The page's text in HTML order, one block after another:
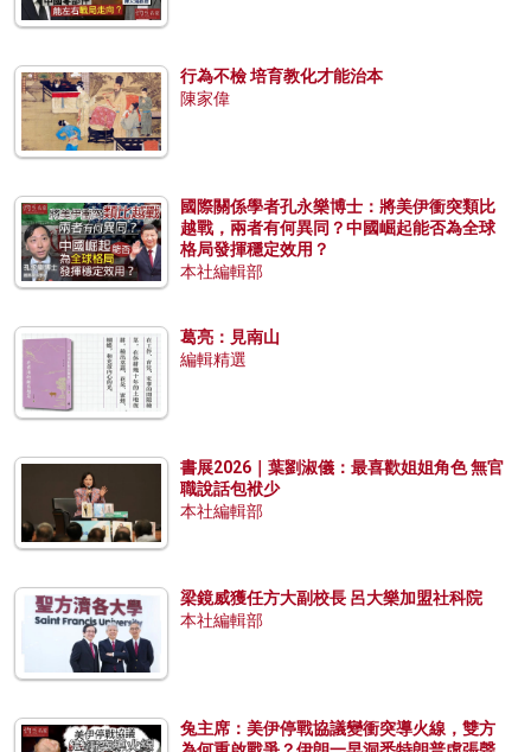
行為不檢 培育教化才能治本
陳家偉
國際關係學者孔永樂博士：將美伊衝突類比
越戰，兩者有何異同？中國崛起能否為全球
格局發揮穩定效用？
本社編輯部
葛亮：見南山
編輯精選
書展2026｜葉劉淑儀：最喜歡姐姐角色 無官
職說話包袱少
本社編輯部
梁鏡威獲任方大副校長 呂大樂加盟社科院
本社編輯部
兔主席：美伊停戰協議變衝突導火線，雙方